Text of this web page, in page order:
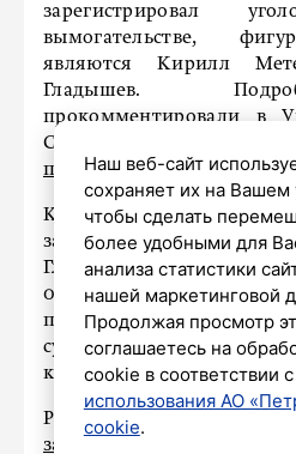
зарегистрировал
вымогательстве,
являются Кирилл
Гладышев.
прокомментировали в
Санкт-Петербургу и
передает«МК в Питере».
Как стало известно,
задержали Кирилла
Гладышева по подозрению
000 долларов США. По
прошлого года
сумму за
компрометирующей
Ранее транспортная
задержала
на
Наш веб-сайт
сохраняет их на Вашем
чтобы сделать
более удобными для
анализа статистики
нашей маркетинговой
Продолжая просмотр
соглашаетесь на
cookie в соответствии с
использования АО
cookie.